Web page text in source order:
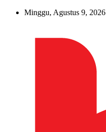
Minggu, Agustus 9, 2026